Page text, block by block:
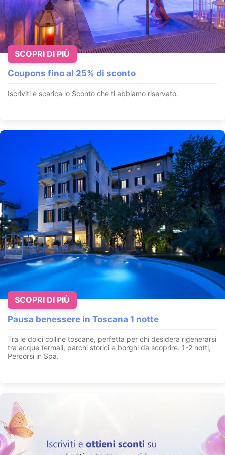
Coupons fino al 25% di sconto
Iscriviti e scarica lo Sconto che ti abbiamo riservato.
SCOPRI DI PIÙ
Pausa benessere in Toscana 1 notte
Tra le dolci colline toscane, perfetta per chi desidera rigenerarsi
tra acque termali, parchi storici e borghi da scoprire. 1-2 notti,
Percorsi in Spa.
SCOPRI DI PIÙ